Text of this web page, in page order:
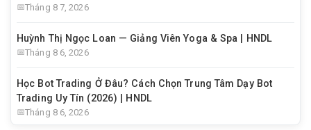
Tháng 8 7, 2026
Huỳnh Thị Ngọc Loan — Giảng Viên Yoga & Spa | HNDL
Tháng 8 6, 2026
Học Bot Trading Ở Đâu? Cách Chọn Trung Tâm Dạy Bot
Trading Uy Tín (2026) | HNDL
Tháng 8 6, 2026